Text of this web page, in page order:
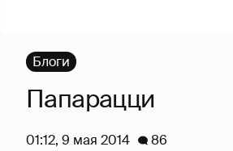
Блоги
Папарацци
01:12, 9 мая 2014
86